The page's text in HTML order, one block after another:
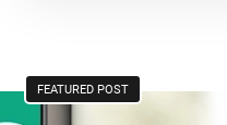
FEATURED POST